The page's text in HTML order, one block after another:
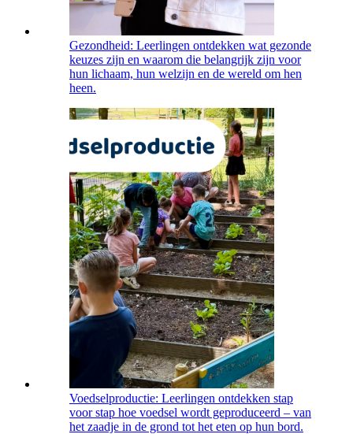
Gezondheid: Leerlingen ontdekken wat gezonde
keuzes zijn en waarom die belangrijk zijn voor
hun lichaam, hun welzijn en de wereld om hen
heen.
Voedselproductie: Leerlingen ontdekken stap
voor stap hoe voedsel wordt geproduceerd – van
het zaadje in de grond tot het eten op hun bord.